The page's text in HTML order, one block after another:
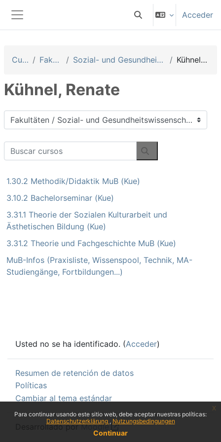
Para continuar usando este sitio web, debe aceptar nuestras políticas:
Datenschutzerklärung
Nutzungsbedingungen
Continuar
x
Panel lateral
Selector de búsqueda
Acceder
Cursos Fakultäten Sozial- und Gesundheitswissenschaften Kühnel, Renate
Kühnel, Renate
Categorías
Buscar cursos
Buscar cursos
1.30.2 Methodik/Didaktik MuB (Kue)
3.10.2 Bachelorseminar (Kue)
3.31.1 Theorie der Sozialen Kulturarbeit und
Ästhetischen Bildung (Kue)
3.31.2 Theorie und Fachgeschichte MuB (Kue)
MuB-Infos (Praxisliste, Wissenspool, Technik, MA-
Studiengänge, Fortbildungen...)
Usted no se ha identificado. (Acceder)
Resumen de retención de datos
Políticas
Cambiar al tema estándar
Desarrollado porMoodle